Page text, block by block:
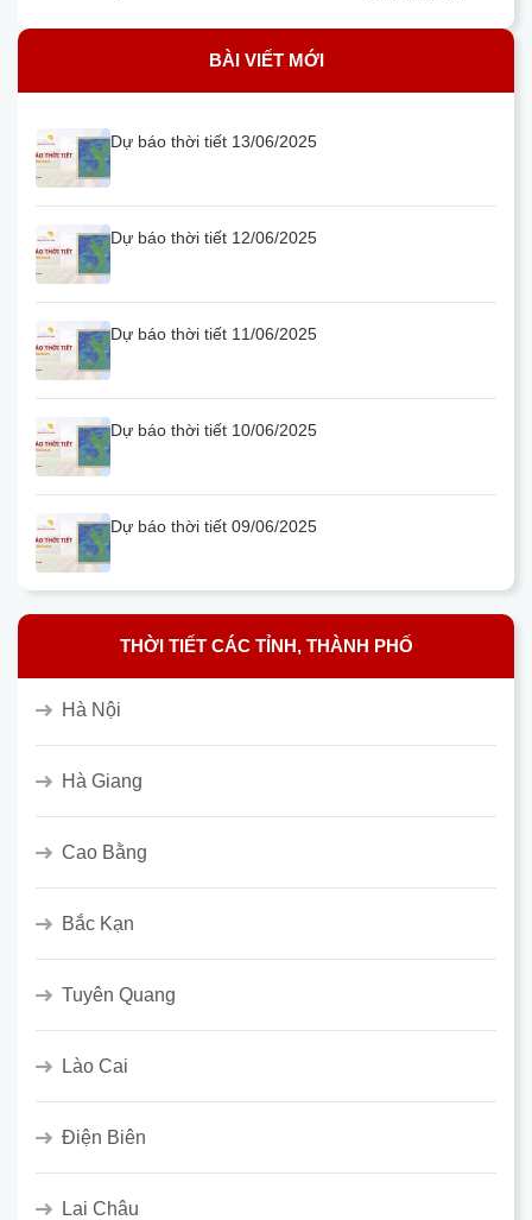
BÀI VIẾT MỚI
Dự báo thời tiết 13/06/2025
Dự báo thời tiết 12/06/2025
Dự báo thời tiết 11/06/2025
Dự báo thời tiết 10/06/2025
Dự báo thời tiết 09/06/2025
THỜI TIẾT CÁC TỈNH, THÀNH PHỐ
Hà Nội
Hà Giang
Cao Bằng
Bắc Kạn
Tuyên Quang
Lào Cai
Điện Biên
Lai Châu